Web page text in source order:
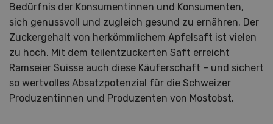
Bedürfnis der Konsumentinnen und Konsumenten,
sich genussvoll und zugleich gesund zu ernähren. Der
Zuckergehalt von herkömmlichem Apfelsaft ist vielen
zu hoch. Mit dem teilentzuckerten Saft erreicht
Ramseier Suisse auch diese Käuferschaft – und sichert
so wertvolles Absatzpotenzial für die Schweizer
Produzentinnen und Produzenten von Mostobst.